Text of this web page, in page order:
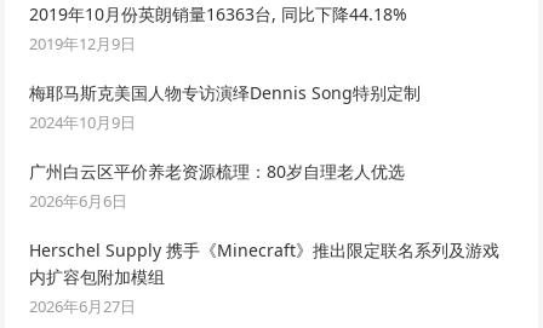
2019年10月份英朗销量16363台, 同比下降44.18%
2019年12月9日
梅耶马斯克美国人物专访演绎Dennis Song特别定制
2024年10月9日
广州白云区平价养老资源梳理：80岁自理老人优选
2026年6月6日
Herschel Supply 携手《Minecraft》推出限定联名系列及游戏
内扩容包附加模组
2026年6月27日